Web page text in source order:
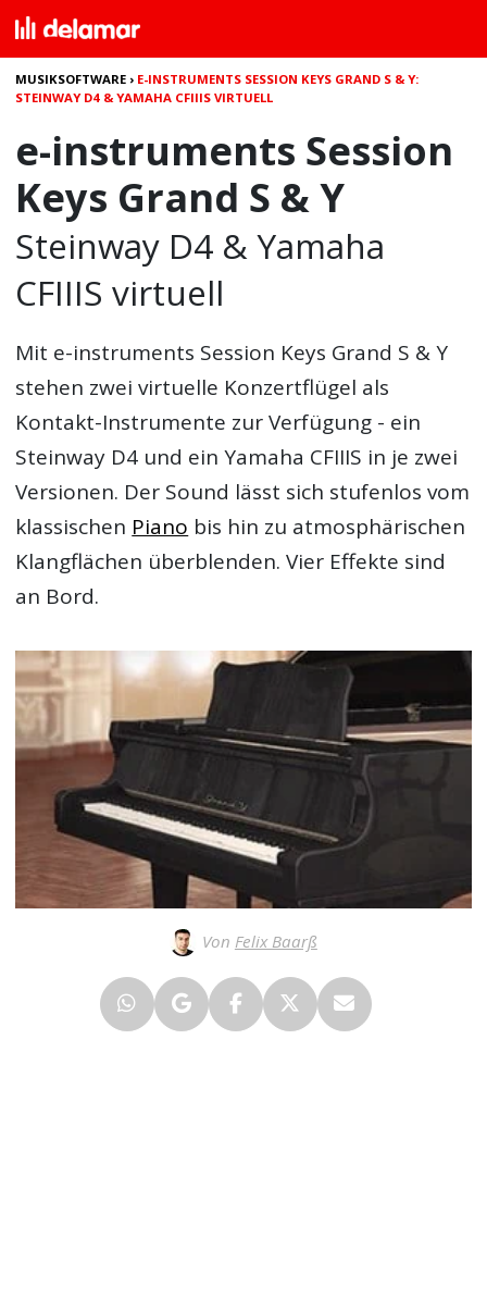
MUSIKSOFTWARE › E-INSTRUMENTS SESSION KEYS GRAND S & Y:
STEINWAY D4 & YAMAHA CFIIIS VIRTUELL
e-instruments Session
Keys Grand S & Y
Steinway D4 & Yamaha
CFIIIS virtuell
Mit e-instruments Session Keys Grand S & Y
stehen zwei virtuelle Konzertflügel als
Kontakt-Instrumente zur Verfügung - ein
Steinway D4 und ein Yamaha CFIIIS in je zwei
Versionen. Der Sound lässt sich stufenlos vom
klassischen Piano bis hin zu atmosphärischen
Klangflächen überblenden. Vier Effekte sind
an Bord.
Von Felix Baarß